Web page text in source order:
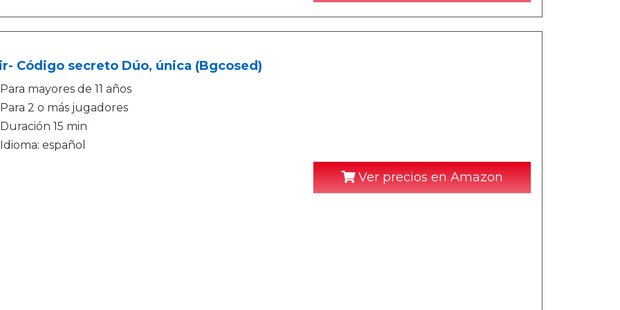
Código secreto Dúo, única (Bgcosed)
Para mayores de 11 años
Para 2 o más jugadores
Duración 15 min
Idioma: español
Ver precios en Amazon